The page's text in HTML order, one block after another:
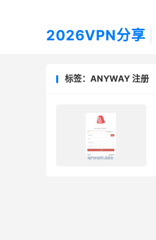
2026VPN分享
标签：ANYWAY 注册